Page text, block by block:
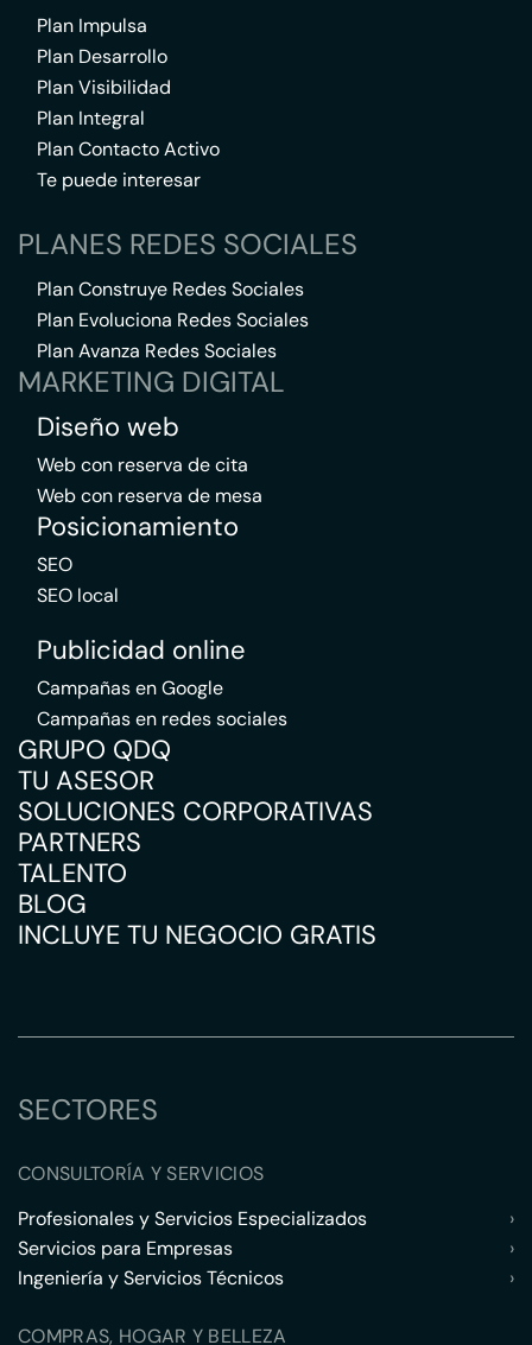
Plan Impulsa
Plan Desarrollo
Plan Visibilidad
Plan Integral
Plan Contacto Activo
Te puede interesar
PLANES REDES SOCIALES
Plan Construye Redes Sociales
Plan Evoluciona Redes Sociales
Plan Avanza Redes Sociales
MARKETING DIGITAL
Diseño web
Web con reserva de cita
Web con reserva de mesa
Posicionamiento
SEO
SEO local
Publicidad online
Campañas en Google
Campañas en redes sociales
GRUPO QDQ
TU ASESOR
SOLUCIONES CORPORATIVAS
PARTNERS
TALENTO
BLOG
INCLUYE TU NEGOCIO GRATIS
SECTORES
CONSULTORÍA Y SERVICIOS
Profesionales y Servicios Especializados
›
Servicios para Empresas
›
Ingeniería y Servicios Técnicos
›
COMPRAS, HOGAR Y BELLEZA